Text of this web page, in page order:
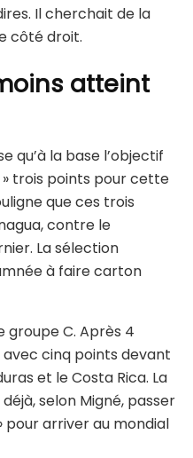
Il cherchait de la
côté droit.
atteint
qu’à la base l’objectif
trois points pour cette
que ces trois
contre le
La sélection
à faire carton
groupe C. Après 4
cinq points devant
et le Costa Rica. La
selon Migné, passer
pour arriver au mondial